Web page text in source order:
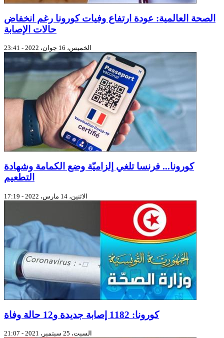
الصحة العالمية: عودة ارتفاع وفيات كورونا رغم انخفاض
حالات الإصابة
الخميس، 16 جوان، 2022 - 23:41
كورونا... فرنسا تلغي إلزاميّة وضع الكمامة وشهادة
التطعيم
الاثنين، 14 مارس، 2022 - 17:19
كورونا: 1182 إصابة جديدة و12 حالة وفاة
السبت، 25 سبتمبر، 2021 - 21:07